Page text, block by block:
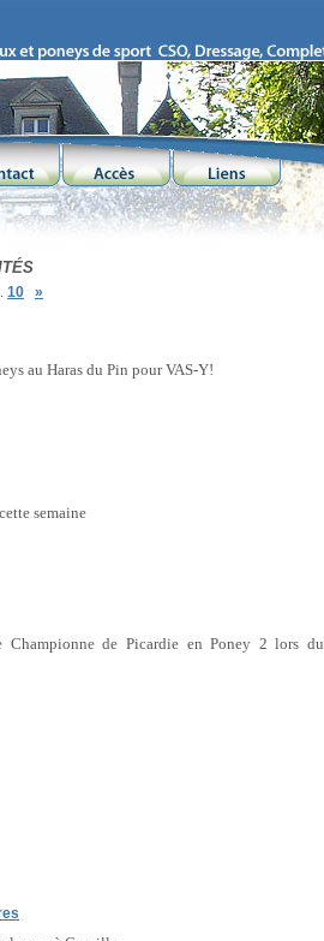
10 »
au Haras du Pin pour VAS-Y!
semaine
Championne de Picardie en Poney 2 lors du